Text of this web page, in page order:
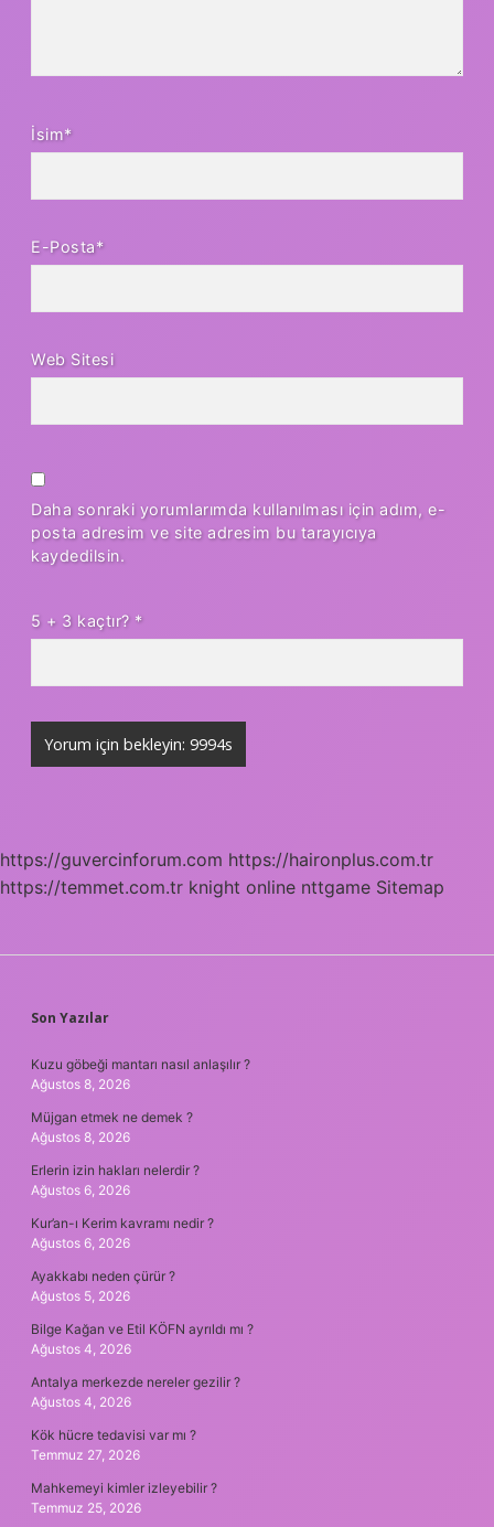
İsim*
E-Posta*
Web Sitesi
Daha sonraki yorumlarımda kullanılması için adım, e-
posta adresim ve site adresim bu tarayıcıya
kaydedilsin.
5 + 3 kaçtır? *
https://guvercinforum.com https://haironplus.com.tr
https://temmet.com.tr knight online nttgame Sitemap
SIDEBAR
Son Yazılar
Kuzu göbeği mantarı nasıl anlaşılır ?
Ağustos 8, 2026
Müjgan etmek ne demek ?
Ağustos 8, 2026
Erlerin izin hakları nelerdir ?
Ağustos 6, 2026
Kur’an-ı Kerim kavramı nedir ?
Ağustos 6, 2026
Ayakkabı neden çürür ?
Ağustos 5, 2026
Bilge Kağan ve Etil KÖFN ayrıldı mı ?
Ağustos 4, 2026
Antalya merkezde nereler gezilir ?
Ağustos 4, 2026
Kök hücre tedavisi var mı ?
Temmuz 27, 2026
Mahkemeyi kimler izleyebilir ?
Temmuz 25, 2026